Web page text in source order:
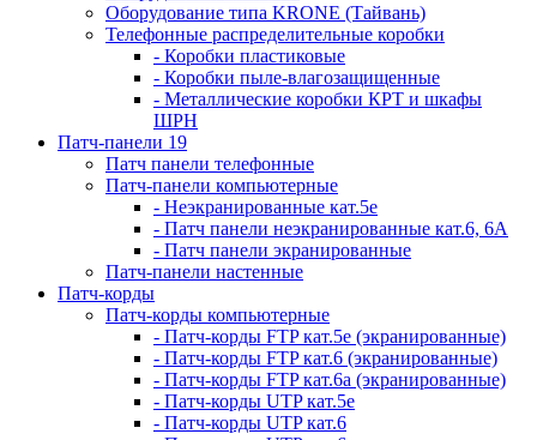
Оборудование типа KRONE (Тайвань)
Телефонные распределительные коробки
- Коробки пластиковые
- Коробки пыле-влагозащищенные
- Металлические коробки КРТ и шкафы
ШРН
Патч-панели 19
Патч панели телефонные
Патч-панели компьютерные
- Неэкранированные кат.5е
- Патч панели неэкранированные кат.6, 6А
- Патч панели экранированные
Патч-панели настенные
Патч-корды
Патч-корды компьютерные
- Патч-корды FTP кат.5е (экранированные)
- Патч-корды FTP кат.6 (экранированные)
- Патч-корды FTP кат.6а (экранированные)
- Патч-корды UTP кат.5е
- Патч-корды UTP кат.6